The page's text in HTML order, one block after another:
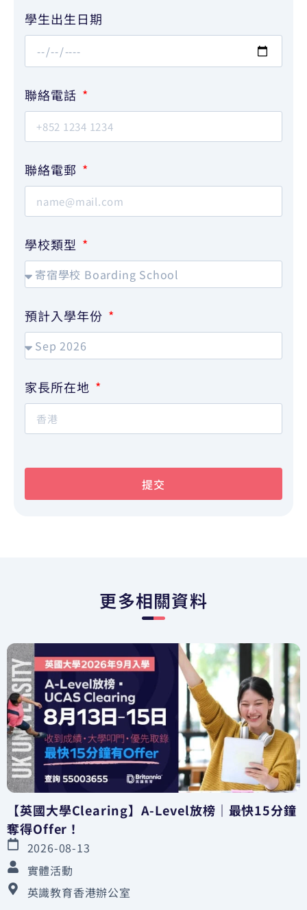
學生出生日期
聯絡電話
聯絡電郵
學校類型
預計入學年份
家長所在地
提交
更多相關資料
【英國大學Clearing】A-Level放榜｜最快15分鐘
奪得Offer！
2026-08-13
實體活動
英識教育香港辦公室